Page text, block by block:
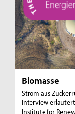
Biomasse
Strom aus
Interview erläutert
Institute for